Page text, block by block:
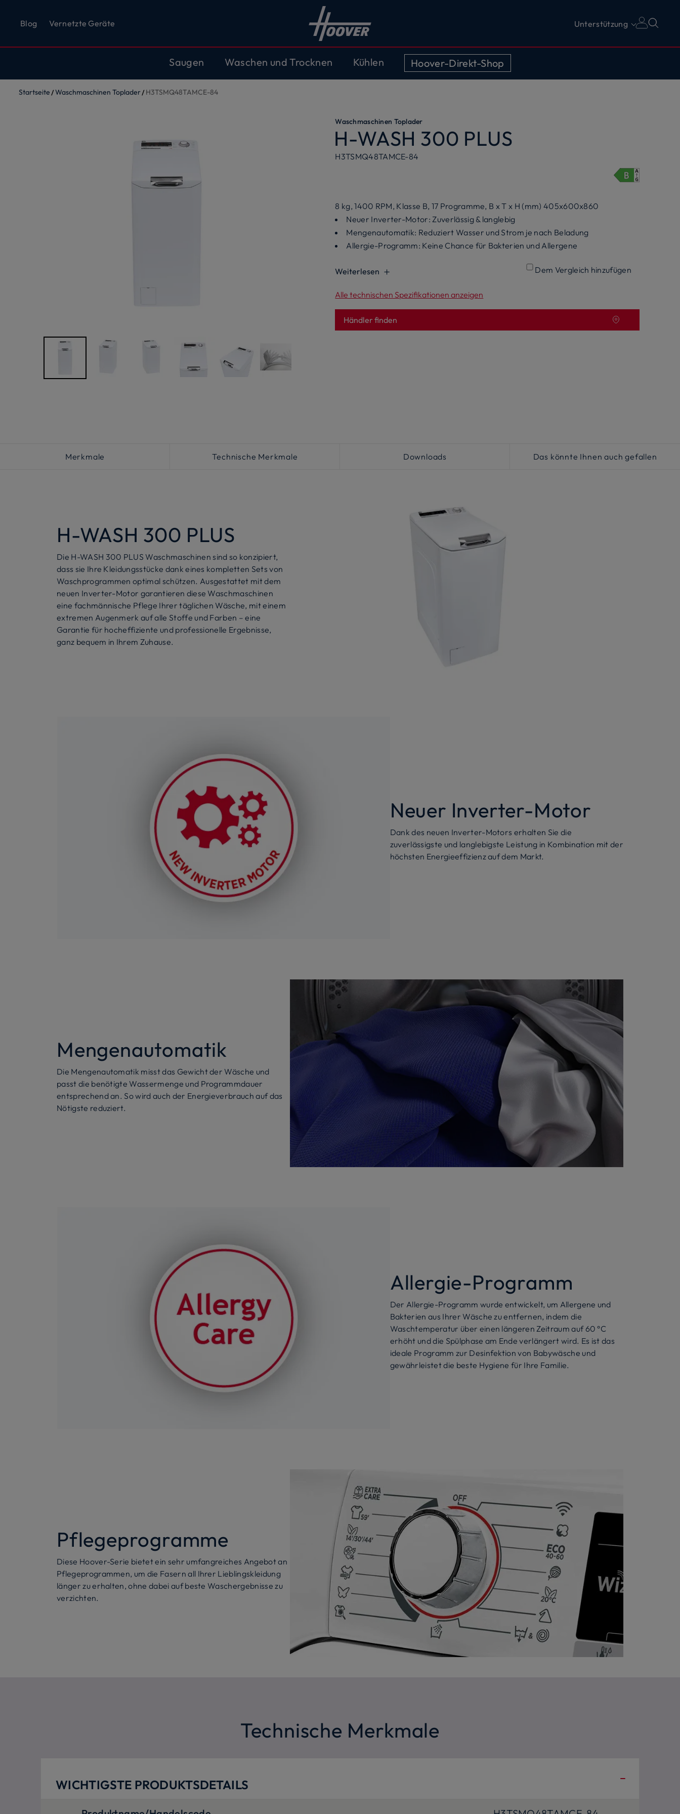
Blog Vernetzte Geräte Unterstützung
Saugen Waschen und Trocknen Kühlen Hoover-Direkt-Shop
Startseite Waschmaschinen Toplader H3TSMQ48TAMCE-84
Waschmaschinen Toplader
H-WASH 300 PLUS
H3TSMQ48TAMCE-84
8 kg, 1400 RPM, Klasse B, 17 Programme, B x T x H (mm) 405x600x860
Neuer Inverter-Motor: Zuverlässig & langlebig
Mengenautomatik: Reduziert Wasser und Strom je nach Beladung
Allergie-Programm: Keine Chance für Bakterien und Allergene
Weiterlesen Dem Vergleich hinzufügen
Alle technischen Spezifikationen anzeigen
Händler finden
Merkmale Technische Merkmale Downloads Das könnte Ihnen auch gefallen
H-WASH 300 PLUS
Die H-WASH 300 PLUS Waschmaschinen sind so konzipiert,
dass sie Ihre Kleidungsstücke dank eines kompletten Sets von
Waschprogrammen optimal schützen. Ausgestattet mit dem
neuen Inverter-Motor garantieren diese Waschmaschinen
eine fachmännische Pflege Ihrer täglichen Wäsche, mit einem
extremen Augenmerk auf alle Stoffe und Farben – eine
Garantie für hocheffiziente und professionelle Ergebnisse,
ganz bequem in Ihrem Zuhause.
Neuer Inverter-Motor
Dank des neuen Inverter-Motors erhalten Sie die
zuverlässigste und langlebigste Leistung in Kombination mit der
höchsten Energieeffizienz auf dem Markt.
Mengenautomatik
Die Mengenautomatik misst das Gewicht der Wäsche und
passt die benötigte Wassermenge und Programmdauer
entsprechend an. So wird auch der Energieverbrauch auf das
Nötigste reduziert.
Allergie-Programm
Der Allergie-Programm wurde entwickelt, um Allergene und
Bakterien aus Ihrer Wäsche zu entfernen, indem die
Waschtemperatur über einen längeren Zeitraum auf 60 °C
erhöht und die Spülphase am Ende verlängert wird. Es ist das
ideale Programm zur Desinfektion von Babywäsche und
gewährleistet die beste Hygiene für Ihre Familie.
Pflegeprogramme
Diese Hoover-Serie bietet ein sehr umfangreiches Angebot an
Pflegeprogrammen, um die Fasern all Ihrer Lieblingskleidung
länger zu erhalten, ohne dabei auf beste Waschergebnisse zu
verzichten.
Technische Merkmale
WICHTIGSTE PRODUKTSDETAILS